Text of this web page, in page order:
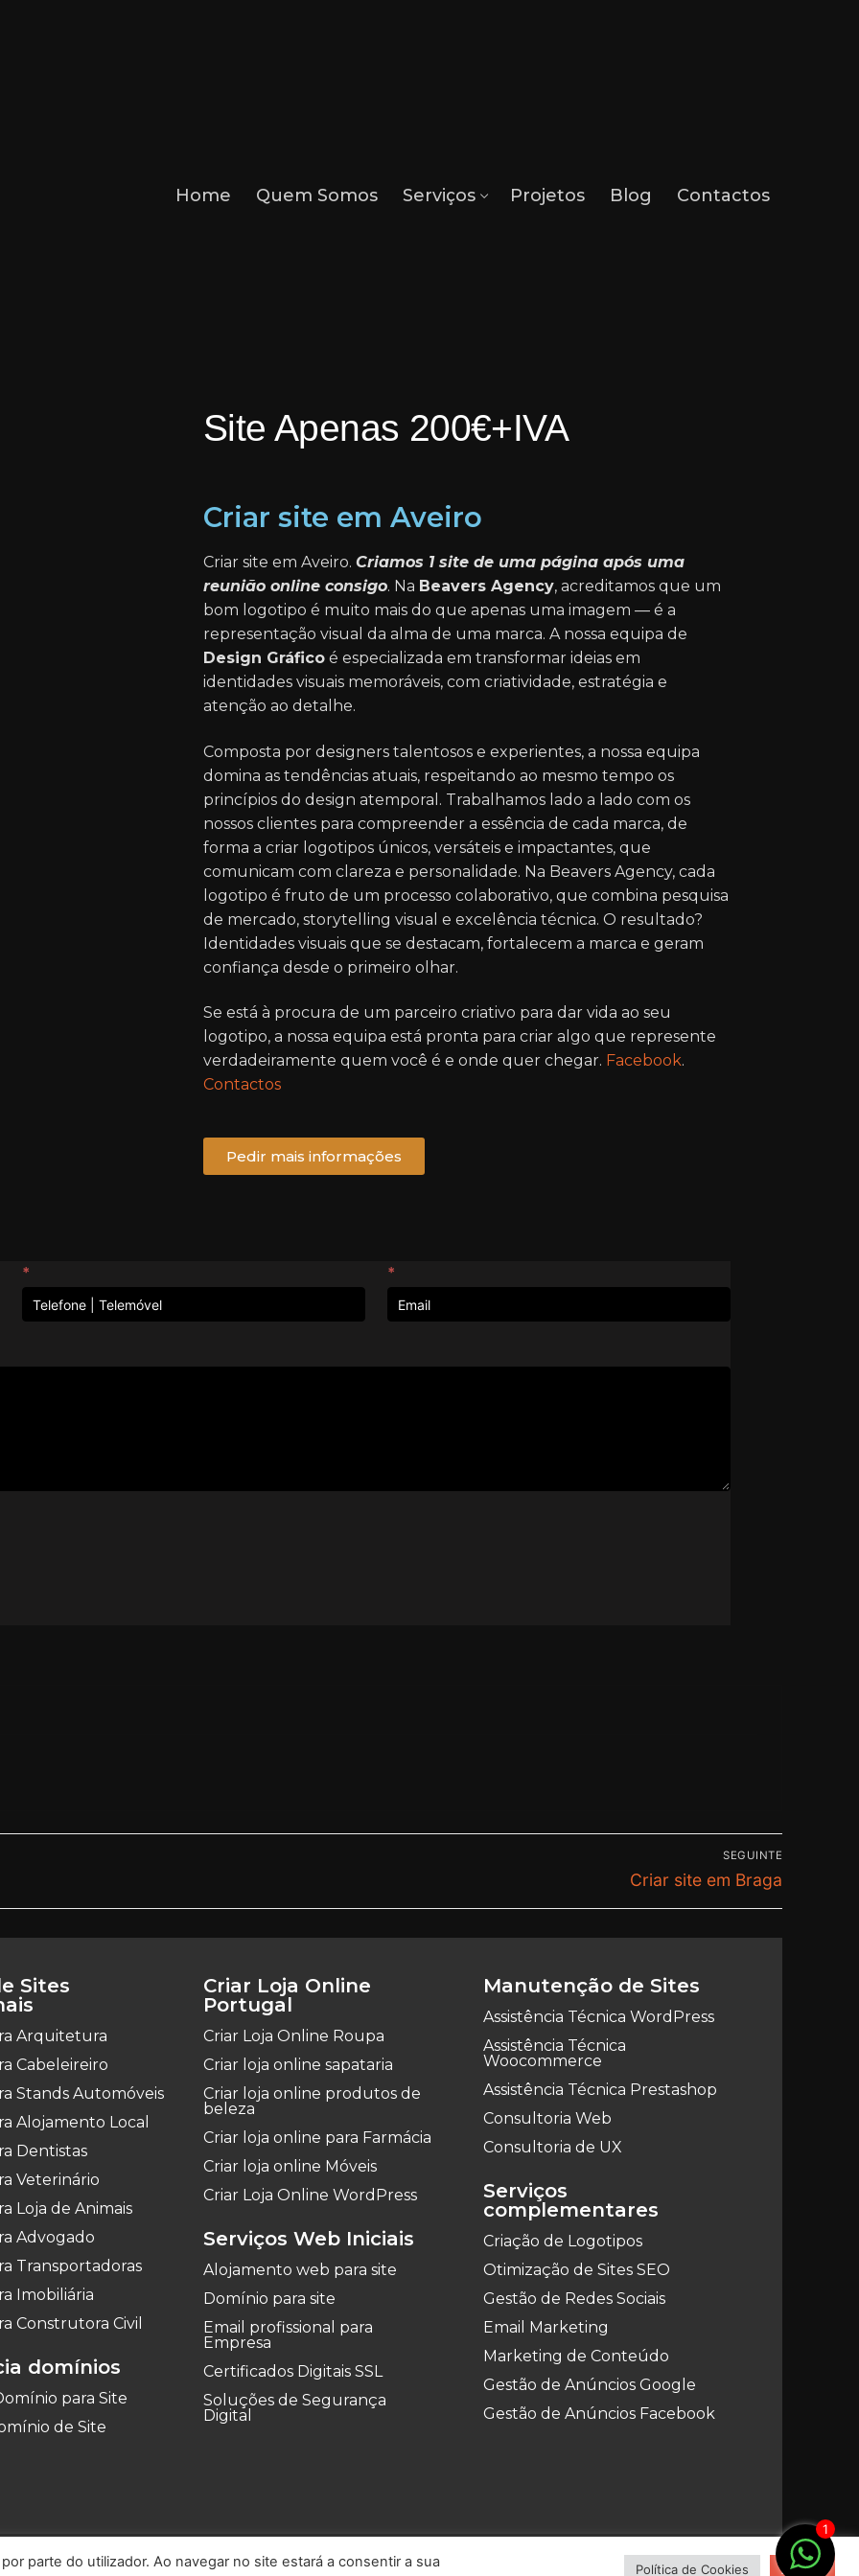
Home Quem Somos Serviços Projetos Blog Contactos
Site Apenas 200€+IVA
Criar site em Aveiro
Criar site em Aveiro. Criamos 1 site de uma página após uma
reunião online consigo. Na Beavers Agency, acreditamos que um
bom logotipo é muito mais do que apenas uma imagem — é a
representação visual da alma de uma marca. A nossa equipa de
Design Gráfico é especializada em transformar ideias em
identidades visuais memoráveis, com criatividade, estratégia e
atenção ao detalhe.
Composta por designers talentosos e experientes, a nossa equipa
domina as tendências atuais, respeitando ao mesmo tempo os
princípios do design atemporal. Trabalhamos lado a lado com os
nossos clientes para compreender a essência de cada marca, de
forma a criar logotipos únicos, versáteis e impactantes, que
comunicam com clareza e personalidade. Na Beavers Agency, cada
logotipo é fruto de um processo colaborativo, que combina pesquisa
de mercado, storytelling visual e excelência técnica. O resultado?
Identidades visuais que se destacam, fortalecem a marca e geram
confiança desde o primeiro olhar.
Se está à procura de um parceiro criativo para dar vida ao seu
logotipo, a nossa equipa está pronta para criar algo que represente
verdadeiramente quem você é e onde quer chegar. Facebook.
Contactos
Pedir mais informações
* *
SEGUINTE
Criar site em Braga
Sites
Arquitetura
Cabeleireiro
Stands Automóveis
Alojamento Local
Dentistas
Veterinário
Loja de Animais
Advogado
Transportadoras
Imobiliária
Construtora Civil
domínios
para Site
de Site
Criar Loja Online
Portugal
Criar Loja Online Roupa
Criar loja online sapataria
Criar loja online produtos de
beleza
Criar loja online para Farmácia
Criar loja online Móveis
Criar Loja Online WordPress
Serviços Web Iniciais
Alojamento web para site
Domínio para site
Email profissional para
Empresa
Certificados Digitais SSL
Soluções de Segurança
Digital
Manutenção de Sites
Assistência Técnica WordPress
Assistência Técnica
Woocommerce
Assistência Técnica Prestashop
Consultoria Web
Consultoria de UX
Serviços
complementares
Criação de Logotipos
Otimização de Sites SEO
Gestão de Redes Sociais
Email Marketing
Marketing de Conteúdo
Gestão de Anúncios Google
Gestão de Anúncios Facebook
DE
1
parte do utilizador. Ao navegar no site estará a consentir a sua
Política de Cookies Aceitar